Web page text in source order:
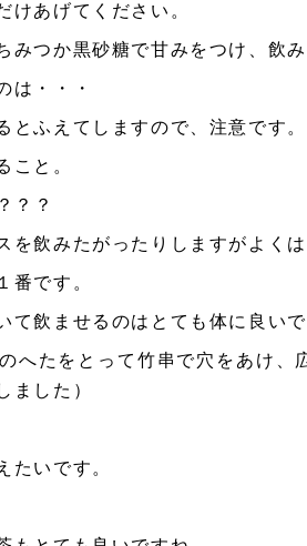
けあげてください。
みつか黒砂糖で甘みをつけ、飲
は・・・
とふえてしますので、注意です。
こと。
？？
を飲みたがったりしますがよくは
番です。
飲ませるのはとても体に良いで
へたをとって竹串で穴をあけ
ました）
たいです。